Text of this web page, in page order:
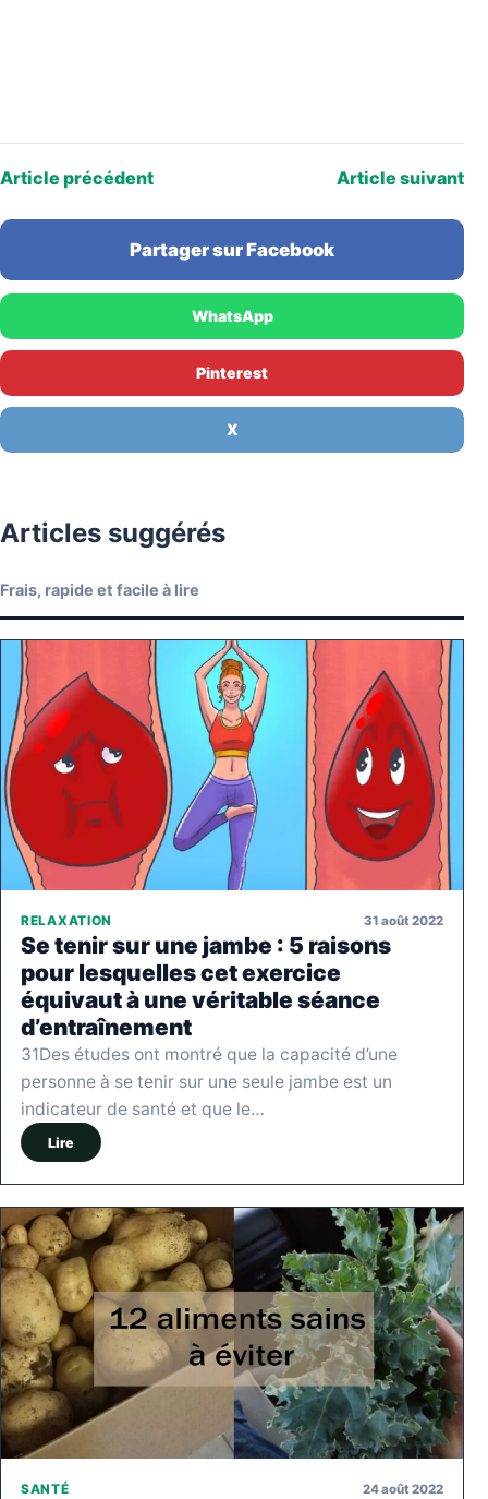
Article précédent Article suivant
Partager sur Facebook
WhatsApp
Pinterest
X
Articles suggérés
Frais, rapide et facile à lire
RELAXATION 31 août 2022
Se tenir sur une jambe : 5 raisons
pour lesquelles cet exercice
équivaut à une véritable séance
d’entraînement
31Des études ont montré que la capacité d’une
personne à se tenir sur une seule jambe est un
indicateur de santé et que le…
Lire
SANTÉ 24 août 2022